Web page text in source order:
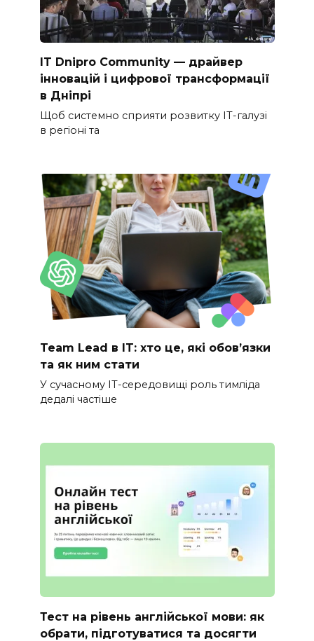
IT Dnipro Community — драйвер
інновацій і цифрової трансформації
в Дніпрі
Щоб системно сприяти розвитку ІТ-галузі
в регіоні та
Team Lead в IT: хто це, які обов’язки
та як ним стати
У сучасному IT-середовищі роль тимліда
дедалі частіше
Тест на рівень англійської мови: як
обрати, підготуватися та досягти